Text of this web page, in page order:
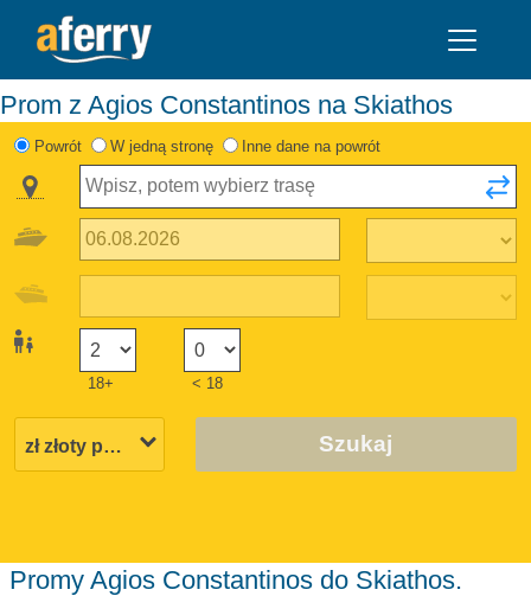
Prom z Agios Constantinos na Skiathos
Powrót W jedną stronę Inne dane na powrót
18+ < 18
Szukaj
Promy Agios Constantinos do Skiathos.